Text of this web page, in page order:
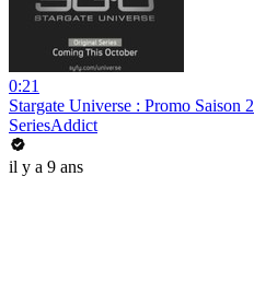
0:21
Stargate Universe : Promo Saison 2
SeriesAddict
il y a 9 ans